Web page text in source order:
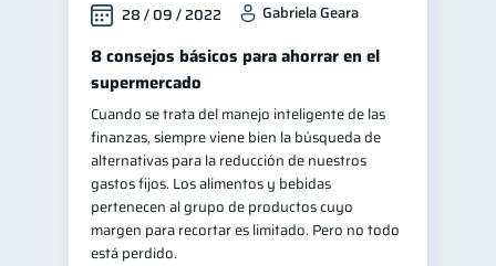
28 / 09 / 2022 Gabriela Geara
8 consejos básicos para ahorrar en el
supermercado
Cuando se trata del manejo inteligente de las
finanzas, siempre viene bien la búsqueda de
alternativas para la reducción de nuestros
gastos fijos. Los alimentos y bebidas
pertenecen al grupo de productos cuyo
margen para recortar es limitado. Pero no todo
está perdido.